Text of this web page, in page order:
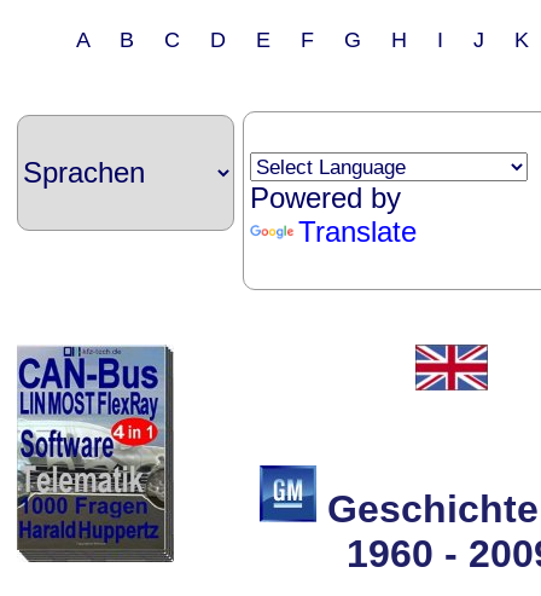
A B C D E F G H I J
Powered by
Translate
1960 -